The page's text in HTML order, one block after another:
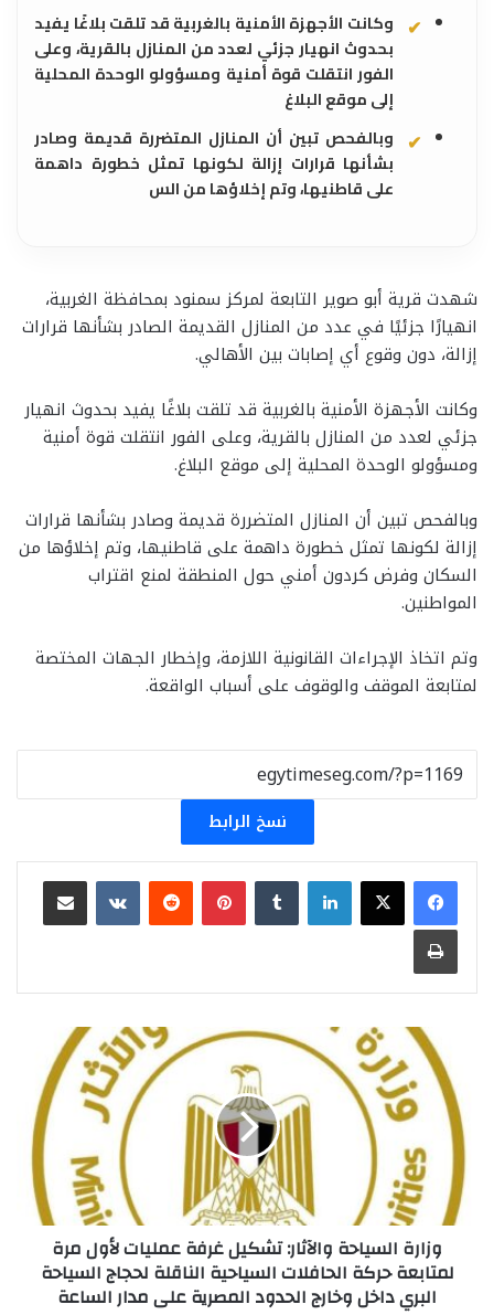
وكانت الأجهزة الأمنية بالغربية قد تلقت بلاغًا يفيد
بحدوث انهيار جزئي لعدد من المنازل بالقرية، وعلى
الفور انتقلت قوة أمنية ومسؤولو الوحدة المحلية
إلى موقع البلاغ
وبالفحص تبين أن المنازل المتضررة قديمة وصادر
بشأنها قرارات إزالة لكونها تمثل خطورة داهمة
على قاطنيها، وتم إخلاؤها من الس
شهدت قرية أبو صوير التابعة لمركز سمنود بمحافظة الغربية،
انهيارًا جزئيًا في عدد من المنازل القديمة الصادر بشأنها قرارات
إزالة، دون وقوع أي إصابات بين الأهالي.
وكانت الأجهزة الأمنية بالغربية قد تلقت بلاغًا يفيد بحدوث انهيار
جزئي لعدد من المنازل بالقرية، وعلى الفور انتقلت قوة أمنية
ومسؤولو الوحدة المحلية إلى موقع البلاغ.
وبالفحص تبين أن المنازل المتضررة قديمة وصادر بشأنها قرارات
إزالة لكونها تمثل خطورة داهمة على قاطنيها، وتم إخلاؤها من
السكان وفرض كردون أمني حول المنطقة لمنع اقتراب
المواطنين.
وتم اتخاذ الإجراءات القانونية اللازمة، وإخطار الجهات المختصة
لمتابعة الموقف والوقوف على أسباب الواقعة.
نسخ الرابط
لينكدإن بينتيريست
مشاركة عبر البريد
طباعة
السياحة
والآثار:
تشكيل
غرفة
عمليات
لأول
مرة
لمتابعة
الحافلات
السياحية
وزارة السياحة والآثار: تشكيل غرفة عمليات لأول مرة
لمتابعة حركة الحافلات السياحية الناقلة لحجاج السياحة
البري داخل وخارج الحدود المصرية على مدار الساعة